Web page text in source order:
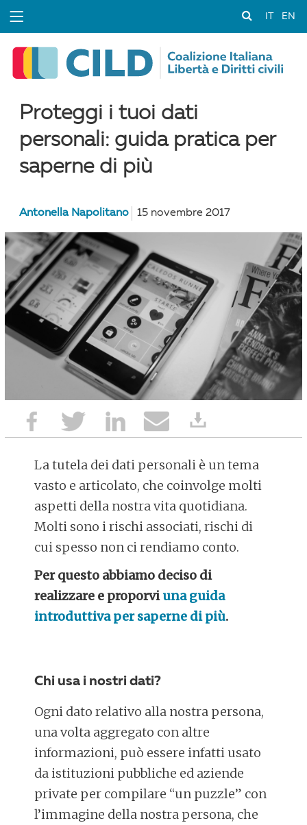
EN
Proteggi i tuoi dati
personali: guida pratica per
saperne di più
Antonella Napolitano 15 novembre 2017
La tutela dei dati personali è un tema
vasto e articolato, che coinvolge molti
aspetti della nostra vita quotidiana.
Molti sono i rischi associati, rischi di
cui spesso non ci rendiamo conto.
Per questo abbiamo deciso di
realizzare e proporviuna guida
introduttiva per saperne di più.
Chi usa i nostri dati?
Ogni dato relativo alla nostra persona,
una volta aggregato con altre
informazioni, può essere infatti usato
da istituzioni pubbliche ed aziende
private per compilare “un puzzle” con
l’immagine della nostra persona, che